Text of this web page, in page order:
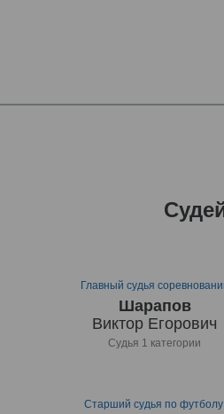
Главный судья
Шарапов
Виктор Егорович
Судья 1 категории
Старший судья по футболу